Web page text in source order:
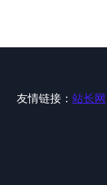
友情链接： 站长网